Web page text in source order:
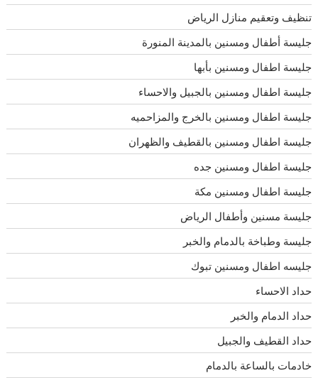
تنظيف وتعقيم منازل الرياض
جليسة أطفال ومسنين بالمدينة المنورة
جليسة اطفال ومسنين بأبها
جليسة اطفال ومسنين بالجبيل والاحساء
جليسة اطفال ومسنين بالخرج والمزاحميه
جليسة اطفال ومسنين بالقطيف والظهران
جليسة اطفال ومسنين جده
جليسة اطفال ومسنين مكة
جليسة مسنين وأطفال الرياض
جليسة وطباخة بالدمام والخبر
جليسه اطفال ومسنين تبوك
حداد الاحساء
حداد الدمام والخبر
حداد القطيف والجبيل
خادمات بالساعة بالدمام